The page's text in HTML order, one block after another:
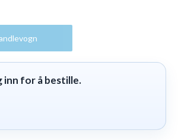
inn for å bestille.